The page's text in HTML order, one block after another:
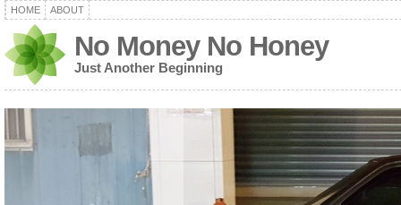
HOME ABOUT
No Money No Honey
Just Another Beginning